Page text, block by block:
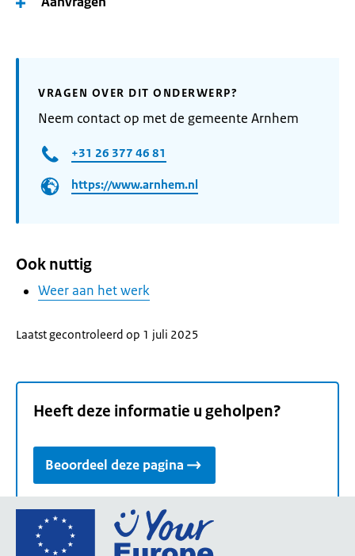
VRAGEN OVER DIT ONDERWERP?
Neem contact op met de gemeente Arnhem
+31 26 377 46 81
https://www.arnhem.nl
Ook nuttig
Weer aan het werk
Laatst gecontroleerd op 1 juli 2025
Heeft deze informatie u geholpen?
Beoordeel deze pagina
Ga